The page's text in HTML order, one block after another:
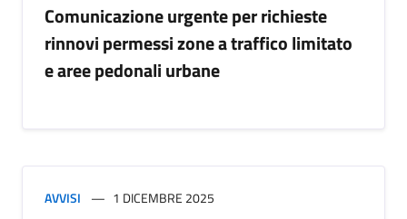
Comunicazione urgente per richieste
rinnovi permessi zone a traffico limitato
e aree pedonali urbane
AVVISI 1 DICEMBRE 2025